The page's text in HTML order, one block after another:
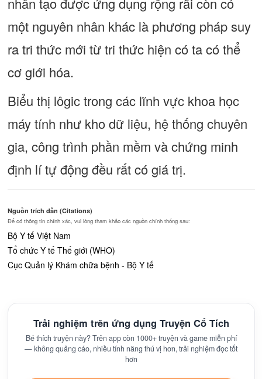
một nguyên nhân khác là phương pháp suy
ra tri thức mới từ tri thức hiện có ta có thể
cơ giới hóa.
Biểu thị lôgic trong các lĩnh vực khoa học
máy tính như kho dữ liệu, hệ thống chuyên
gia, công trình phần mềm và chứng minh
định lí tự động đều rất có giá trị.
Nguồn trích dẫn (Citations)
Để có thông tin chính xác, vui lòng tham khảo các nguồn chính thống sau:
Bộ Y tế Việt Nam
Tổ chức Y tế Thế giới (WHO)
Cục Quản lý Khám chữa bệnh - Bộ Y tế
Trải nghiệm trên ứng dụng Truyện Cổ Tích
Bé thích truyện này? Trên app còn 1000+ truyện và game miễn phí
— không quảng cáo, nhiều tính năng thú vị hơn, trải nghiệm đọc tốt
hơn